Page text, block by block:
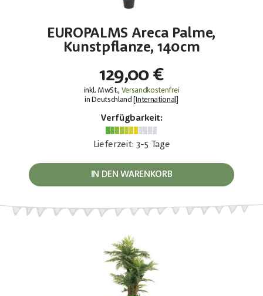
EUROPALMS Areca Palme,
Kunstpflanze, 140cm
129,00 €
inkl. MwSt., Versandkostenfrei
in Deutschland [
International
Verfügbarkeit:
Lieferzeit: 3-5 Tage
IN DEN WARENKORB